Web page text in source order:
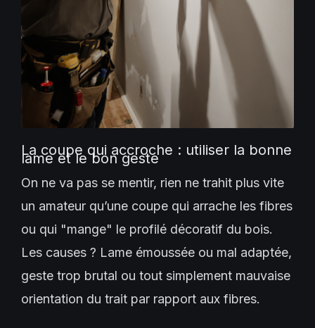
La coupe qui accroche : utiliser la bonne
lame et le bon geste
On ne va pas se mentir, rien ne trahit plus vite
un amateur qu’une coupe qui arrache les fibres
ou qui "mange" le profilé décoratif du bois.
Les causes ? Lame émoussée ou mal adaptée,
geste trop brutal ou tout simplement mauvaise
orientation du trait par rapport aux fibres.